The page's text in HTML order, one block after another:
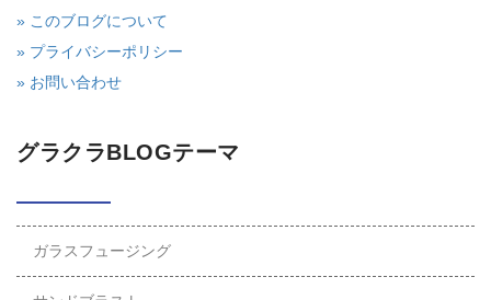
» このブログについて
» プライバシーポリシー
» お問い合わせ
グラクラBLOGテーマ
ガラスフュージング